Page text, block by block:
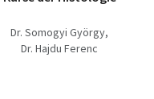
Dr. Somogyi György
Dr. Hajdu Ferenc